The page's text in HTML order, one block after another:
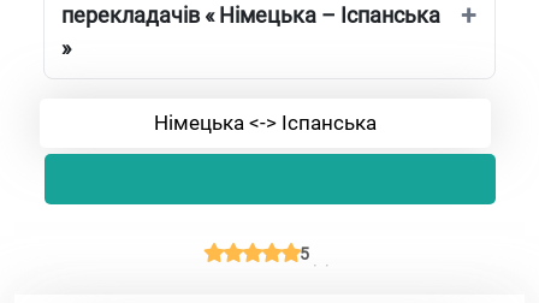
перекладачів « Німецька – Іспанська
»
Німецька <-> Іспанська
5